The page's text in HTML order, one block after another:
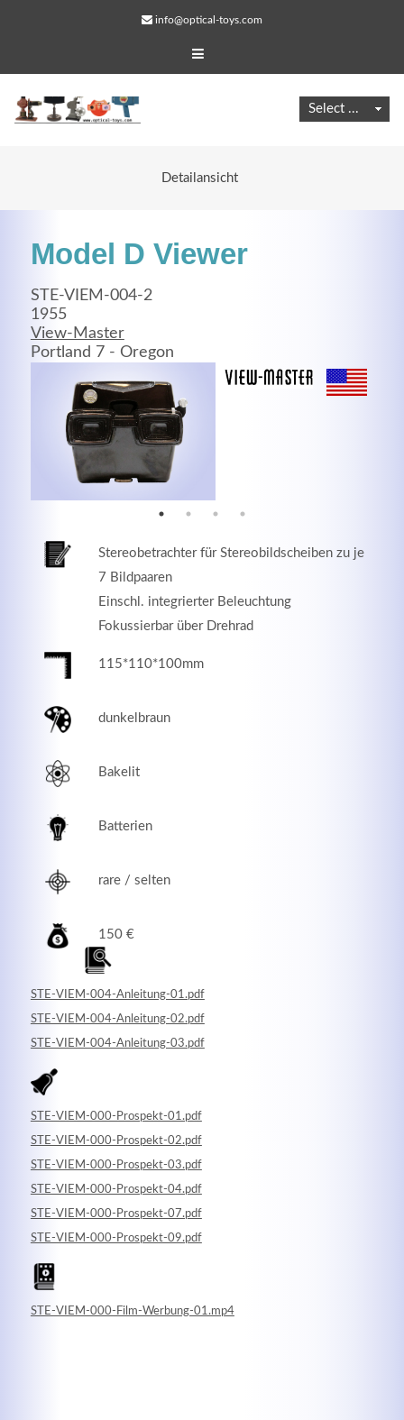
info@optical-toys.com
Detailansicht
Model D Viewer
STE-VIEM-004-2
1955
View-Master
Portland 7 - Oregon
Stereobetrachter für Stereobildscheiben zu je
7 Bildpaaren
Einschl. integrierter Beleuchtung
Fokussierbar über Drehrad
115*110*100mm
dunkelbraun
Bakelit
Batterien
rare / selten
150 €
STE-VIEM-004-Anleitung-01.pdf
STE-VIEM-004-Anleitung-02.pdf
STE-VIEM-004-Anleitung-03.pdf
STE-VIEM-000-Prospekt-01.pdf
STE-VIEM-000-Prospekt-02.pdf
STE-VIEM-000-Prospekt-03.pdf
STE-VIEM-000-Prospekt-04.pdf
STE-VIEM-000-Prospekt-07.pdf
STE-VIEM-000-Prospekt-09.pdf
STE-VIEM-000-Film-Werbung-01.mp4
Lorem ipsum dolor sit amet, consectetuer adipiscing
elit. Aenean commodo ligula eget dolor.
MEHR INFOS
Lorem ipsum dolor sit amet, consectetuer adipiscing
elit. Aenean commodo ligula eget dolor.
MEHR INFOS